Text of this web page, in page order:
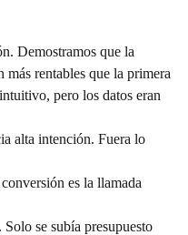
Demostramos que la
más rentables que la primera
pero los datos eran
alta intención. Fuera lo
es la llamada
se subía presupuesto